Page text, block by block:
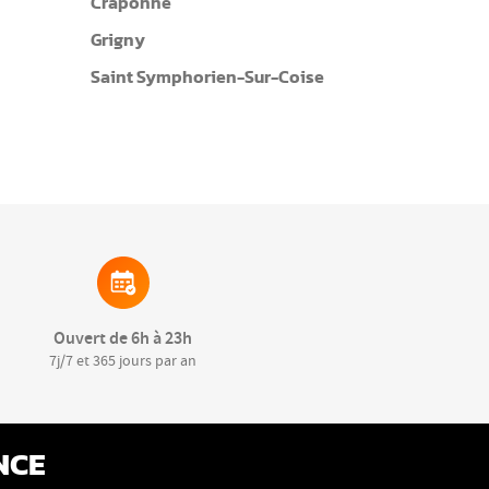
Grigny
Saint Symphorien-Sur-Coise
Ouvert de 6h à 23h
7j/7 et 365 jours par an